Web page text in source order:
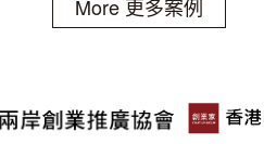
More 更多案例